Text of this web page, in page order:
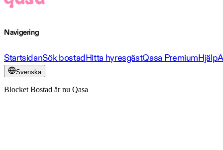
Navigering
StartsidanSök bostadHitta hyresgästQasa PremiumHjälp
Svenska
Blocket Bostad är nu Qasa